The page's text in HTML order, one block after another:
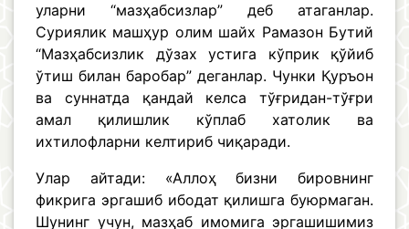
уларни “мазҳабсизлар” деб атаганлар.
Суриялик машҳур олим шайх Рамазон Бутий
“Мазҳабсизлик дўзах устига кўприк қўйиб
ўтиш билан баробар” деганлар. Чунки Қуръон
ва суннатда қандай келса тўғридан-тўғри
амал қилишлик кўплаб хатолик ва
ихтилофларни келтириб чиқаради.
Улар айтади: «Аллоҳ бизни бировнинг
фикрига эргашиб ибодат қилишга буюрмаган.
Шунинг учун, мазҳаб имомига эргашишимиз